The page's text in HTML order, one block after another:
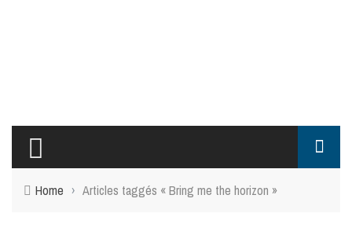
Home › Articles taggés « Bring me the horizon »